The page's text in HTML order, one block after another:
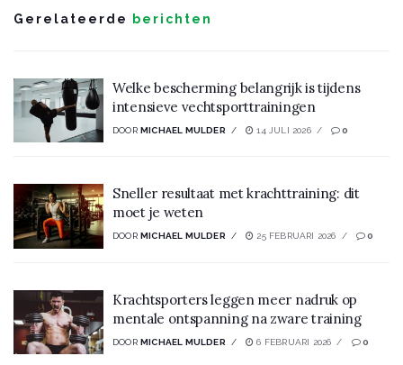
Gerelateerde berichten
Welke bescherming belangrijk is tijdens
intensieve vechtsporttrainingen
DOOR MICHAEL MULDER 14 JULI 2026 0
Sneller resultaat met krachttraining: dit
moet je weten
DOOR MICHAEL MULDER 25 FEBRUARI 2026 0
Krachtsporters leggen meer nadruk op
mentale ontspanning na zware training
DOOR MICHAEL MULDER 6 FEBRUARI 2026 0